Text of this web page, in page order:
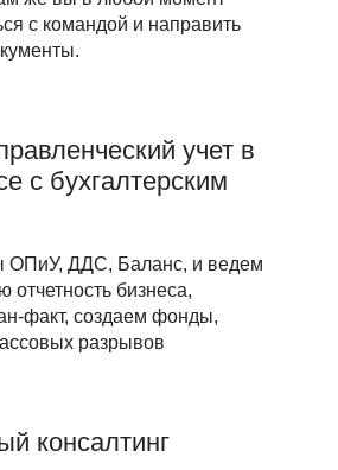
с командой и направить
учет в
с бухгалтерским
ОПиУ, ДДС, Баланс, и ведем
отчетность бизнеса,
факт, создаем фонды,
разрывов
консалтинг